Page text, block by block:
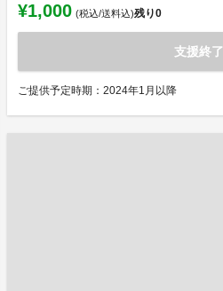
¥1,000 (税込/送料込)残り0
支援終了
ご提供予定時期：2024年1月以降